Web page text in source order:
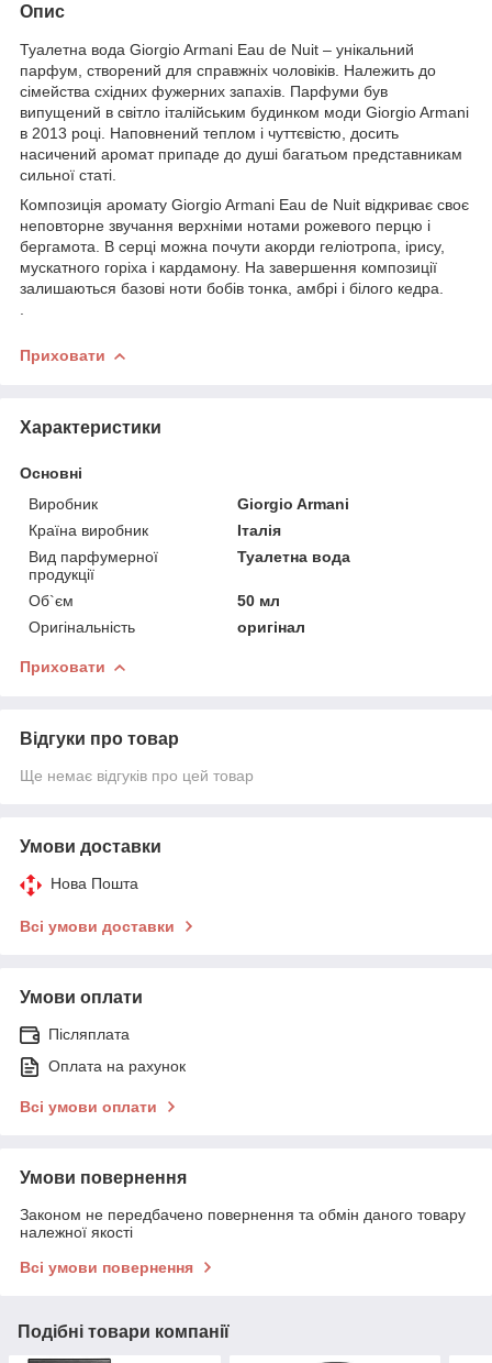
Опис
Туалетна вода Giorgio Armani Eau de Nuit – унікальний
парфум, створений для справжніх чоловіків. Належить до
сімейства східних фужерних запахів. Парфуми був
випущений в світло італійським будинком моди Giorgio Armani
в 2013 році. Наповнений теплом і чуттєвістю, досить
насичений аромат припаде до душі багатьом представникам
сильної статі.
Композиція аромату Giorgio Armani Eau de Nuit відкриває своє
неповторне звучання верхніми нотами рожевого перцю і
бергамота. В серці можна почути акорди геліотропа, ірису,
мускатного горіха і кардамону. На завершення композиції
залишаються базові ноти бобів тонка, амбрі і білого кедра.
Приховати
Характеристики
Основні
Виробник
Giorgio Armani
Країна виробник
Італія
Вид парфумерної
продукції
Туалетна вода
Об`єм
50 мл
Оригінальність
оригінал
Приховати
Відгуки про товар
Ще немає відгуків про цей товар
Умови доставки
Нова Пошта
Всі умови доставки
Умови оплати
Післяплата
Оплата на рахунок
Всі умови оплати
Умови повернення
Законом не передбачено повернення та обмін даного товару
належної якості
Всі умови повернення
Подібні товари компанії